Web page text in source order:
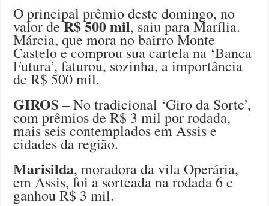
O principal prêmio deste domingo, no
valor deR$ 500 mil, saiu para Marília.
Márcia, que mora no bairro Monte
Castelo e comprou sua cartela na ‘Banca
Futura’, faturou, sozinha, a importância
de R$ 500 mil.
GIROS– No tradicional ‘Giro da Sorte’,
com prêmios de R$ 3 mil por rodada,
mais seis contemplados em Assis e
cidades da região.
Marisilda, moradora da vila Operária,
em Assis, foi a sorteada na rodada 6 e
ganhou R$ 3 mil.